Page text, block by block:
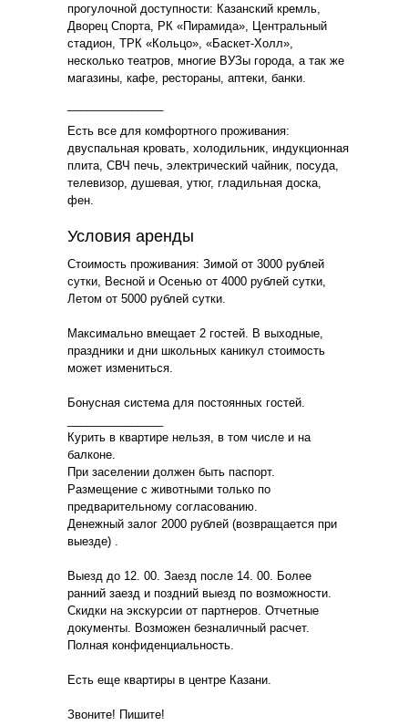
прогулочной доступности: Казанский кремль,
Дворец Спорта, РК «Пирамида», Центральный
стадион, ТРК «Кольцо», «Баскет-Холл»,
несколько театров, многие ВУЗы города, а так же
магазины, кафе, рестораны, аптеки, банки.
Есть все для комфортного проживания:
двуспальная кровать, холодильник, индукционная
плита, СВЧ печь, электрический чайник, посуда,
телевизор, душевая, утюг, гладильная доска,
фен.
Условия аренды
Стоимость проживания: Зимой от 3000 рублей
сутки, Весной и Осенью от 4000 рублей сутки,
Летом от 5000 рублей сутки.
Максимально вмещает 2 гостей. В выходные,
праздники и дни школьных каникул стоимость
может измениться.
Бонусная система для постоянных гостей.
Курить в квартире нельзя, в том числе и на
балконе.
При заселении должен быть паспорт.
Размещение с животными только по
предварительному согласованию.
Денежный залог 2000 рублей (возвращается при
выезде) .
Выезд до 12. 00. Заезд после 14. 00. Более
ранний заезд и поздний выезд по возможности.
Скидки на экскурсии от партнеров. Отчетные
документы. Возможен безналичный расчет.
Полная конфиденциальность.
Есть еще квартиры в центре Казани.
Звоните! Пишите!